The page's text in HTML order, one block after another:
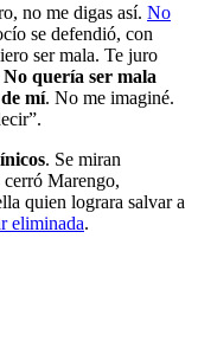
no me digas así. No
se defendió, con
ser mala. Te juro
No quería ser mala
mí. No me imaginé.
. Se miran
Marengo,
quien lograra salvar a
eliminada.